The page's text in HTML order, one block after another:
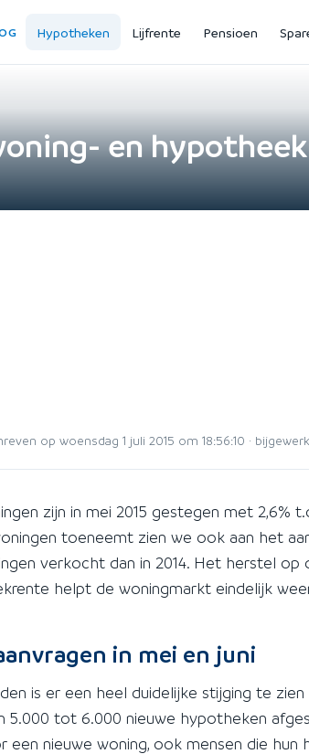
Hypotheken Lijfrente Pensioen
en
op woensdag 1 juli 2015 om 18:56:10 ·
zijn in mei 2015 gestegen met 2,6%
toeneemt zien we ook aan het
verkocht dan in 2014. Het herstel
helpt de woningmarkt eindelijk
in mei en juni
is er een heel duidelijke stijging te
5.000 tot 6.000 nieuwe hypotheken
een nieuwe woning, ook mensen die